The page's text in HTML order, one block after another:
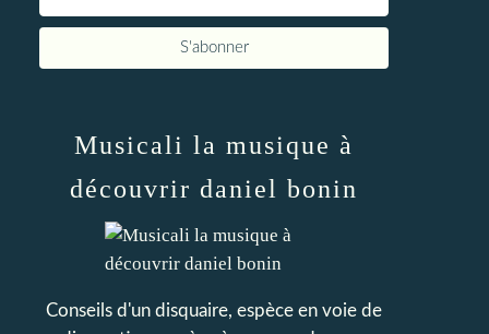
Musicali la musique à
découvrir daniel bonin
Conseils d'un disquaire, espèce en voie de